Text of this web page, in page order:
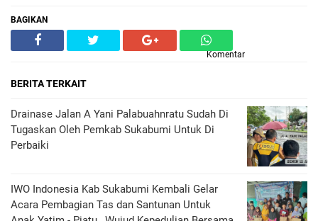
BAGIKAN
Komentar
BERITA TERKAIT
Drainase Jalan A Yani Palabuahnratu Sudah Di
Tugaskan Oleh Pemkab Sukabumi Untuk Di
Perbaiki
IWO Indonesia Kab Sukabumi Kembali Gelar
Acara Pembagian Tas dan Santunan Untuk